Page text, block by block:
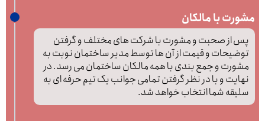
مشورت با مالکان
پس از صحبت و مشورت با شرکت های مختلف و گرفتن
توضیحات و قیمت از آن ها توسط مدیر ساختمان نوبت به
مشورت و جمع بندی با همه مالکان ساختمان می رسد. در
نهایت و با در نظر گرفتن تمامی جوانب یک تیم حرفه ای به
سلیقه شما انتخاب خواهد شد.